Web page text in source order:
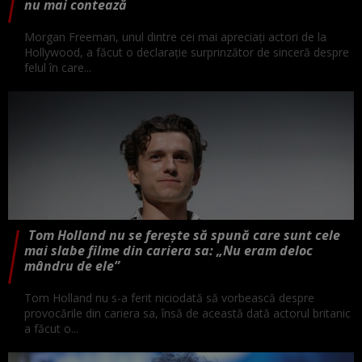
nu mai contează
Morgan Freeman, unul dintre cei mai apreciați actori de la
Hollywood, a făcut o declarație surprinzător de sinceră despre
felul în care...
Tom Holland nu se ferește să spună care sunt cele
mai slabe filme din cariera sa: „Nu eram deloc
mândru de ele”
Tom Holland nu s-a ferit niciodată să vorbească despre
provocările din cariera sa, însă de această dată actorul britanic
a făcut o...